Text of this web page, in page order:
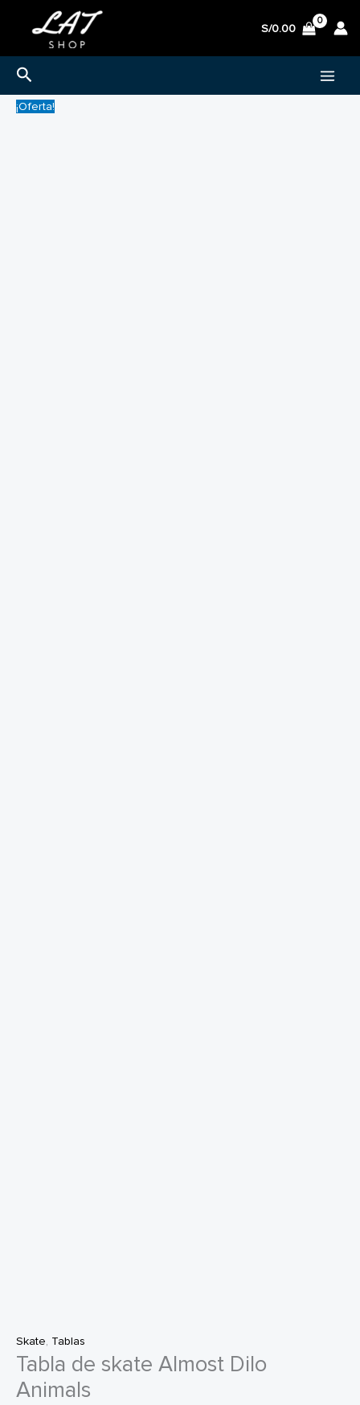
contenido
S/0.00
Buscar
¡Oferta!
Skate, Tablas
Tabla de skate Almost Dilo
Animals